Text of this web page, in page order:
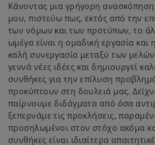
Κάνοντας μια γρήγορη
μου, πιστεύω πως, εκτός από την
των νόμων και των προτύπων, το
ωμέγα είναι η ομαδική εργασία και
καλή συνεργασία μεταξύ των
γεννά νέες ιδέες και δημιουργεί
συνθήκες για την επίλυση
προκύπτουν στη δουλειά μας.
παίρνουμε διδάγματα από όσα
ξεπερνάμε τις προκλήσεις,
προσηλωμένοι στον στόχο ακόμα
συνθήκες είναι ιδιαίτερα